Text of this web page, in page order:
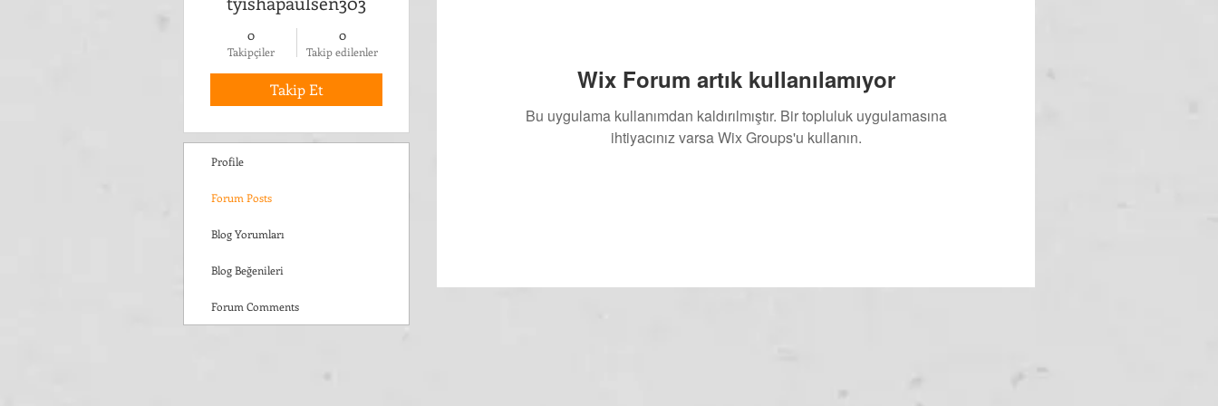
Wix Forum artık kullanılamıyor
Bu uygulama kullanımdan kaldırılmıştır. Bir topluluk uygulamasına
ihtiyacınız varsa Wix Groups'u kullanın.
0
Takipçiler
0
Takip edilenler
Takip Et
Profile
Forum Posts
Blog Yorumları
Blog Beğenileri
Forum Comments